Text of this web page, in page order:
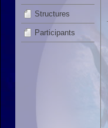
Structures
Participants